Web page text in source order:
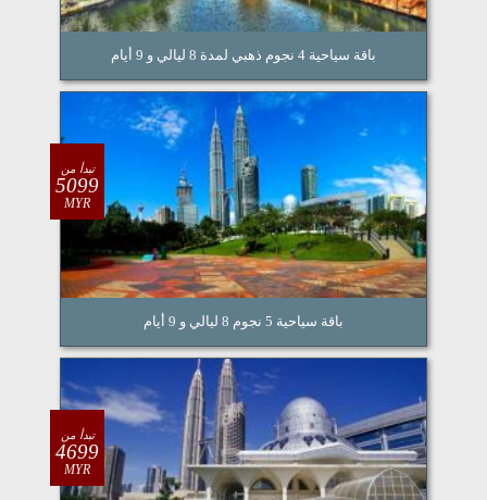
باقة سياحية 4 نجوم ذهبي لمدة 8 ليالي و 9 أيام
تبدأ من
5099
MYR
باقة سياحية 5 نجوم 8 ليالي و 9 أيام
تبدأ من
4699
MYR